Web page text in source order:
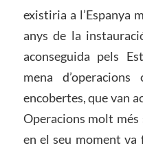
existiria a l’Espanya
anys de la
aconseguida pels
mena
encobertes, que van
Operacions molt més
en el seu moment